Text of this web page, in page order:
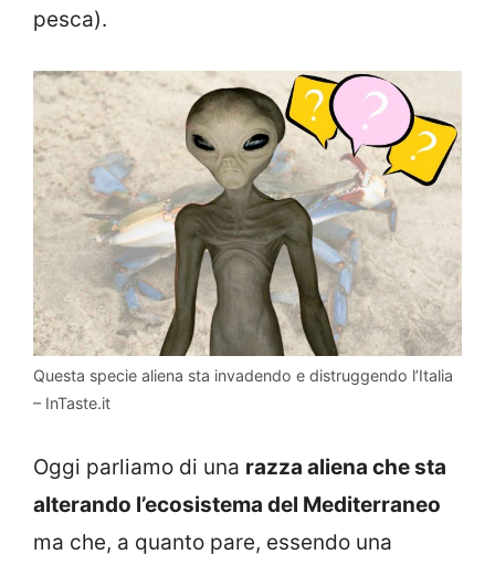
pesca).
Questa specie aliena sta invadendo e distruggendo l’Italia
– InTaste.it
Oggi parliamo di una razza aliena che sta
alterando l’ecosistema del Mediterraneo
ma che, a quanto pare, essendo una